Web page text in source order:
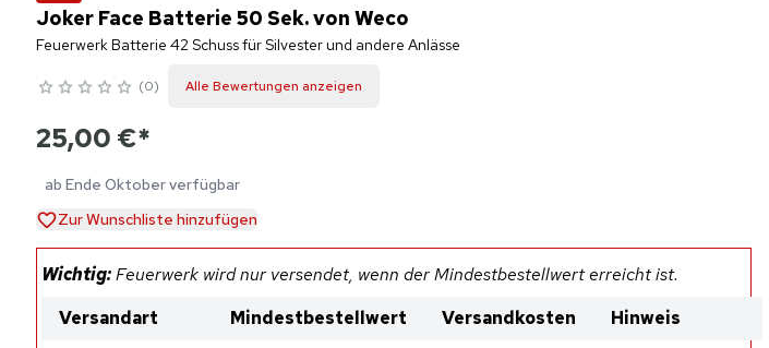
Joker Face Batterie 50 Sek. von Weco
Feuerwerk Batterie 42 Schuss für Silvester und andere Anlässe
0 Alle Bewertungen anzeigen
25,00 €*
ab Ende Oktober verfügbar
Zur Wunschliste hinzufügen
Wichtig:Feuerwerk wird nur versendet, wenn der Mindestbestellwert erreicht ist.
Versandart
Mindestbestellwert Versandkosten
Hinweis